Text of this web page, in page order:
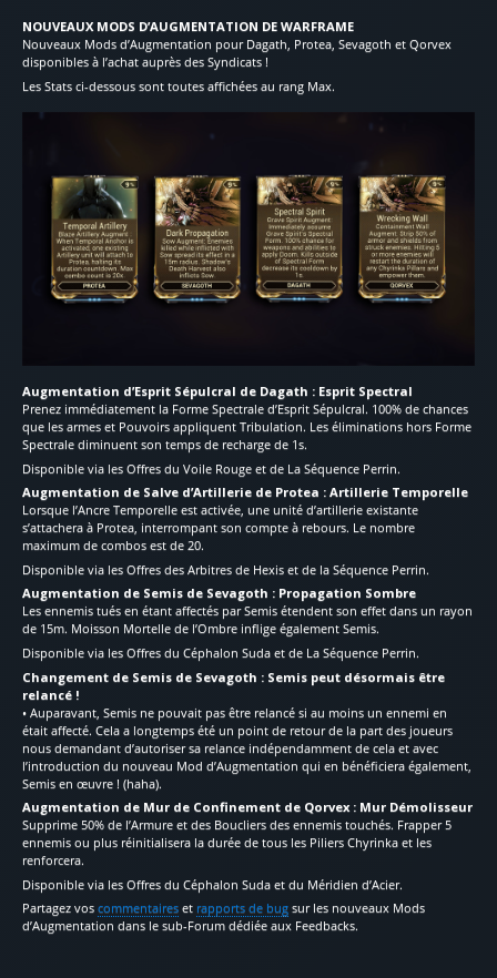
NOUVEAUX MODS D’AUGMENTATION DE WARFRAME
Nouveaux Mods d’Augmentation pour Dagath, Protea, Sevagoth et Qorvex
disponibles à l’achat auprès des Syndicats !
Les Stats ci-dessous sont toutes affichées au rang Max.
Augmentation d’Esprit Sépulcral de Dagath : Esprit Spectral
Prenez immédiatement la Forme Spectrale d’Esprit Sépulcral. 100% de chances
que les armes et Pouvoirs appliquent Tribulation. Les éliminations hors Forme
Spectrale diminuent son temps de recharge de 1s.
Disponible via les Offres du Voile Rouge et de La Séquence Perrin.
Augmentation de Salve d’Artillerie de Protea : Artillerie Temporelle
Lorsque l’Ancre Temporelle est activée, une unité d’artillerie existante
s’attachera à Protea, interrompant son compte à rebours. Le nombre
maximum de combos est de 20.
Disponible via les Offres des Arbitres de Hexis et de la Séquence Perrin.
Augmentation de Semis de Sevagoth : Propagation Sombre
Les ennemis tués en étant affectés par Semis étendent son effet dans un rayon
de 15m. Moisson Mortelle de l’Ombre inflige également Semis.
Disponible via les Offres du Céphalon Suda et de La Séquence Perrin.
Changement de Semis de Sevagoth : Semis peut désormais être
relancé !
• Auparavant, Semis ne pouvait pas être relancé si au moins un ennemi en
était affecté. Cela a longtemps été un point de retour de la part des joueurs
nous demandant d’autoriser sa relance indépendamment de cela et avec
l’introduction du nouveau Mod d’Augmentation qui en bénéficiera également,
Semis en œuvre ! (haha).
Augmentation de Mur de Confinement de Qorvex : Mur Démolisseur
Supprime 50% de l’Armure et des Boucliers des ennemis touchés. Frapper 5
ennemis ou plus réinitialisera la durée de tous les Piliers Chyrinka et les
renforcera.
Disponible via les Offres du Céphalon Suda et du Méridien d’Acier.
Partagez vos commentaires et rapports de bug sur les nouveaux Mods
d’Augmentation dans le sub-Forum dédiée aux Feedbacks.